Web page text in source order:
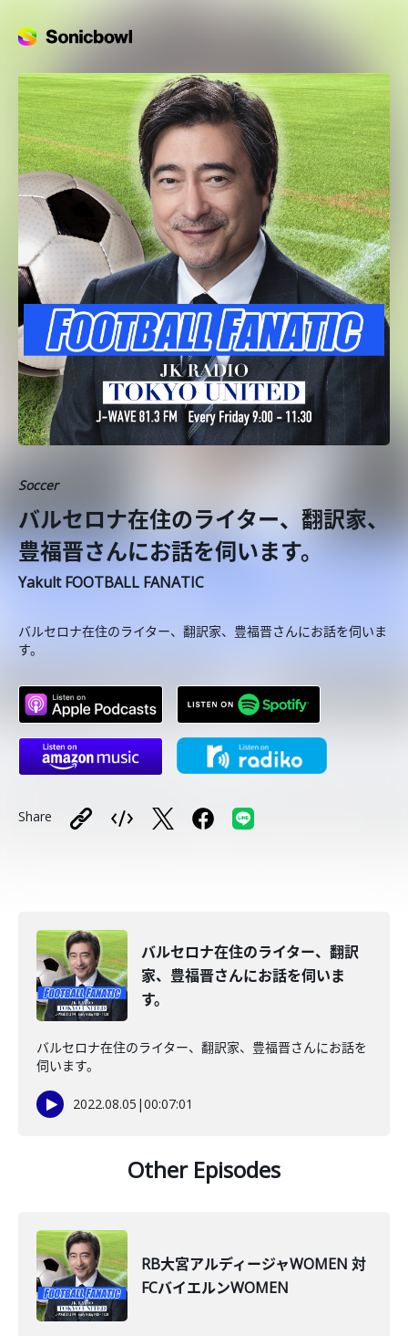
Soccer
バルセロナ在住のライター、翻訳家、
豊福晋さんにお話を伺います。
Yakult FOOTBALL FANATIC
バルセロナ在住のライター、翻訳家、豊福晋さんにお話を伺いま
す。
Share
バルセロナ在住のライター、翻訳
家、豊福晋さんにお話を伺いま
す。
バルセロナ在住のライター、翻訳家、豊福晋さんにお話を
伺います。
2022.08.05 |00:07:01
Other Episodes
RB大宮アルディージャWOMEN 対
FCバイエルンWOMEN